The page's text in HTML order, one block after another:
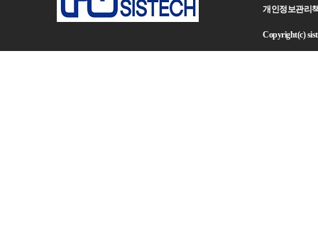
개인정보관리
Copyright(c)